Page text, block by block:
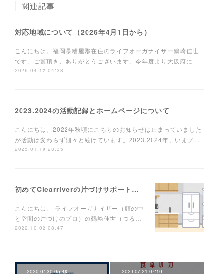
関連記事
対応地域について（2026年4月1日から）
こんにちは。福岡県糟屋郡在住のライフオーガナイザー鶴崎佳世
です。ご覧頂き、ありがとうございます。今年度より大阪府に…
2026.04.12 04:38
2023.2024の活動記録とホームページについて
こんにちは。2022年秋頃にこちらのお知らせは止まっていました
が活動は変わらず細々と続けています。2023.2024年、いまノ…
2025.01.19 23:35
初めてClearriverの片づけサポートを使う方へ
こんにちは。 ライフオーガナイザー（頭の中
と空間の片づけのプロ）の鶴﨑佳世（つる…
2022.10.02 08:47
2020.07.30 05:48 2020.07.21 07:10